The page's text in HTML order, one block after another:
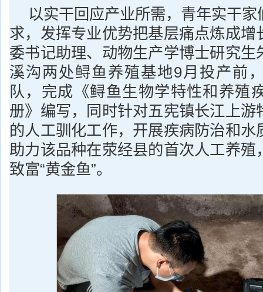
以实干回应产业所需，青年实干
求，发挥专业优势把基层痛点炼成增
委书记助理、动物生产学博士研究生
溪沟两处鲟鱼养殖基地9月投产前
队，完成《鲟鱼生物学特性和养殖
册》编写，同时针对五宪镇长江上游
的人工驯化工作，开展疾病防治和水
助力该品种在荥经县的首次人工养殖
致富“黄金鱼”。